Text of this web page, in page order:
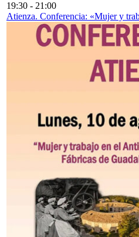
19:30 - 21:00
Atienza. Conferencia: «Mujer y